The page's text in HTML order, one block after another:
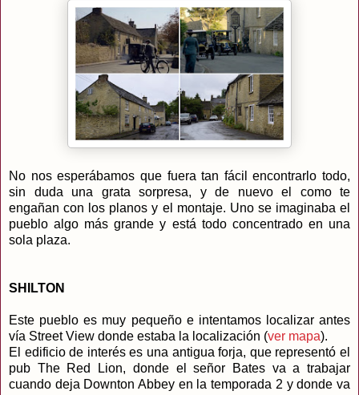
No nos esperábamos que fuera tan fácil encontrarlo todo,
sin duda una grata sorpresa, y de nuevo el como te
engañan con los planos y el montaje. Uno se imaginaba el
pueblo algo más grande y está todo concentrado en una
sola plaza.
SHILTON
Este pueblo es muy pequeño e intentamos localizar antes
vía Street View donde estaba la localización (ver mapa).
El edificio de interés es una antigua forja, que representó el
pub The Red Lion, donde el señor Bates va a trabajar
cuando deja Downton Abbey en la temporada 2 y donde va